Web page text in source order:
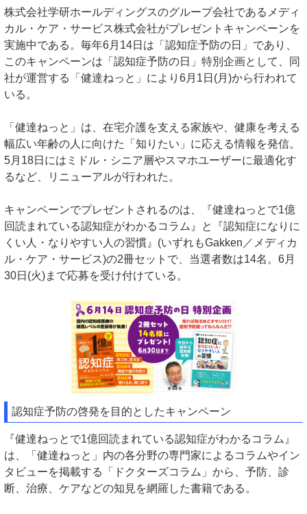
株式会社学研ホールディングスのグループ会社であるメディ
カル・ケア・サービス株式会社がプレゼントキャンペーンを
実施中である。毎年6月14日は「認知症予防の日」であり、
このキャンペーンは「認知症予防の日」特別企画として、同
社が運営する「健達ねっと」により6月1日(月)から行われて
いる。
「健達ねっと」は、在宅介護を支える家族や、健康を考える
幅広い年齢の人に向けた「知りたい」に応える情報を発信。
5月18日にはミドル・シニア層やスマホユーザーに最適化す
るなど、リニューアルが行われた。
キャンペーンでプレゼントされるのは、『健達ねっとで1億
回読まれている認知症がわかるコラム』と『認知症になりに
くい人・なりやすい人の習慣』(いずれもGakken／メディカ
ル・ケア・サービス)の2冊セットで、当選者数は14名。6月
30日(火)まで応募を受け付けている。
認知症予防の啓発を目的としたキャンペーン
『健達ねっとで1億回読まれている認知症がわかるコラム』
は、「健達ねっと」内の各分野の専門家によるコラムやイン
タビューを掲載する「ドクターズコラム」から、予防、診
断、治療、ケアなどの知見を網羅した書籍である。